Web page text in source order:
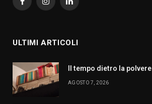
FacebookInstagramLinkedIn
ULTIMI ARTICOLI
Il tempo dietro la polvere
AGOSTO 7, 2026